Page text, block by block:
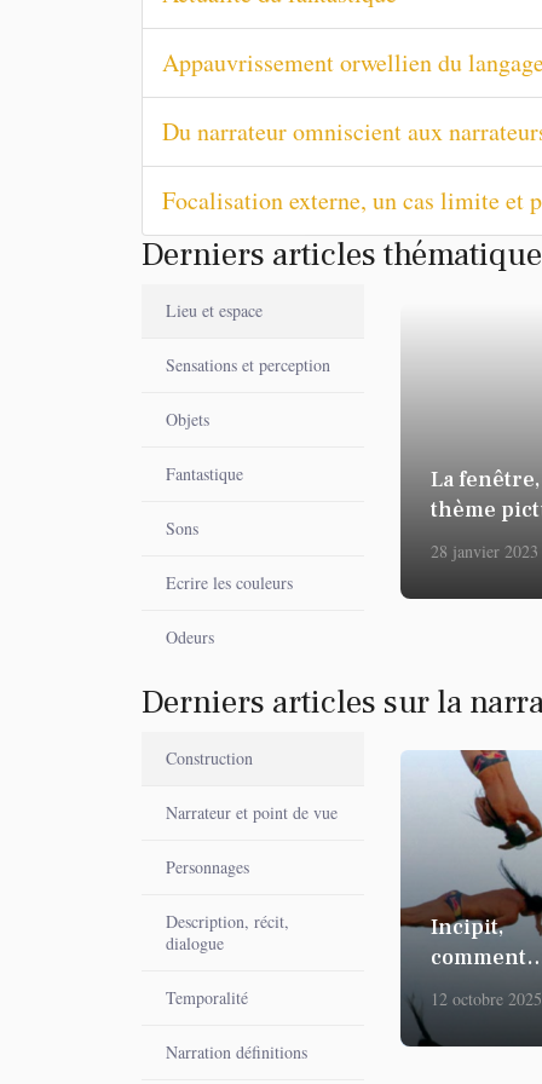
Appauvrissement orwellien du
Du narrateur omniscient aux
Focalisation externe, un cas limite et
Derniers articles
Lieu et espace
Sensations et perception
Objets
Fantastique
Sons
Ecrire les couleurs
Odeurs
La fenêtre,
thème
et littéraire
28 janvier 2023
Derniers articles sur la
Construction
Narrateur et point de vue
Personnages
Description, récit,
dialogue
Temporalité
Narration définitions
Incipit,
comment
12 octobre 2025